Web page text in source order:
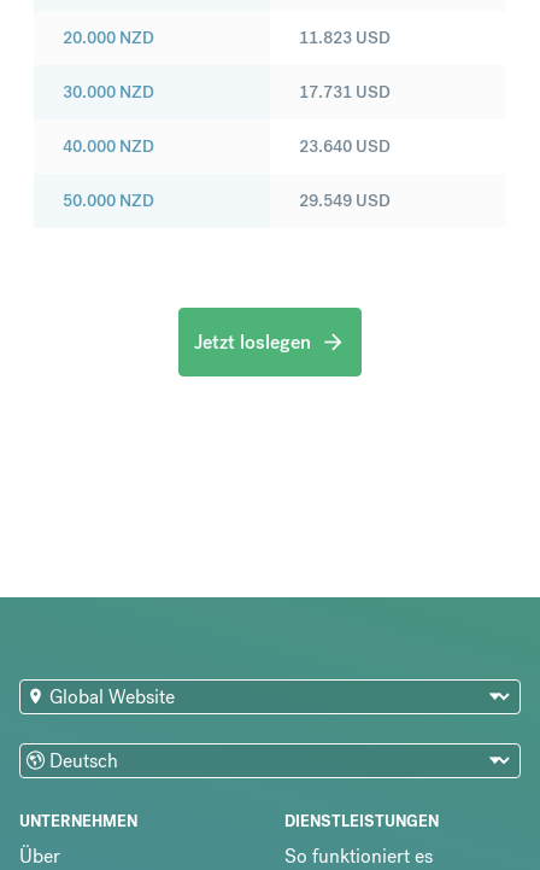
20.000 NZD
30.000 NZD
40.000 NZD
50.000 NZD
11.823 USD
17.731 USD
23.640 USD
29.549 USD
Jetzt loslegen
UNTERNEHMEN
Über
DIENSTLEISTUNGEN
So funktioniert es